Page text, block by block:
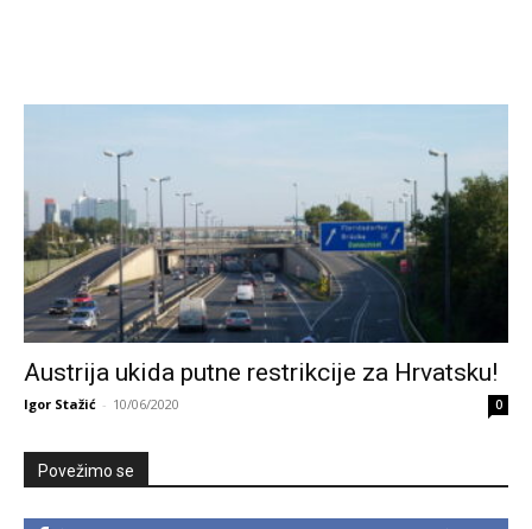
Austrija ukida putne restrikcije za Hrvatsku!
Igor Stažić - 10/06/2020 0
Povežimo se